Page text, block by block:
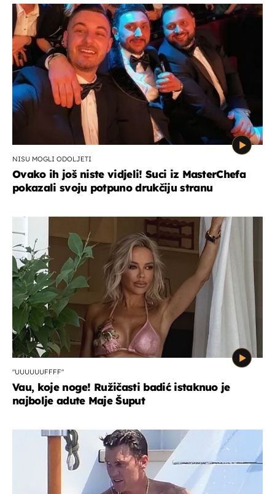
NISU MOGLI ODOLJETI
Ovako ih još niste vidjeli! Suci iz MasterChefa
pokazali svoju potpuno drukčiju stranu
"UUUUUUFFFF"
Vau, koje noge! Ružičasti badić istaknuo je
najbolje adute Maje Šuput